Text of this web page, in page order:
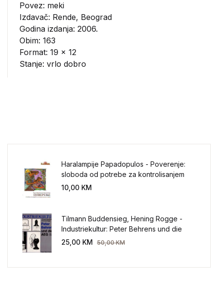
Povez: meki
Izdavač: Rende, Beograd
Godina izdanja: 2006.
Obim: 163
Format: 19 x 12
Stanje: vrlo dobro
Haralampije Papadopulos - Poverenje:
sloboda od potrebe za kontrolisanjem
sveta
10,00 KM
Tilmann Buddensieg, Hening Rogge -
Industriekultur: Peter Behrens und die
AEG 1907-1914.
25,00 KM 50,00KM